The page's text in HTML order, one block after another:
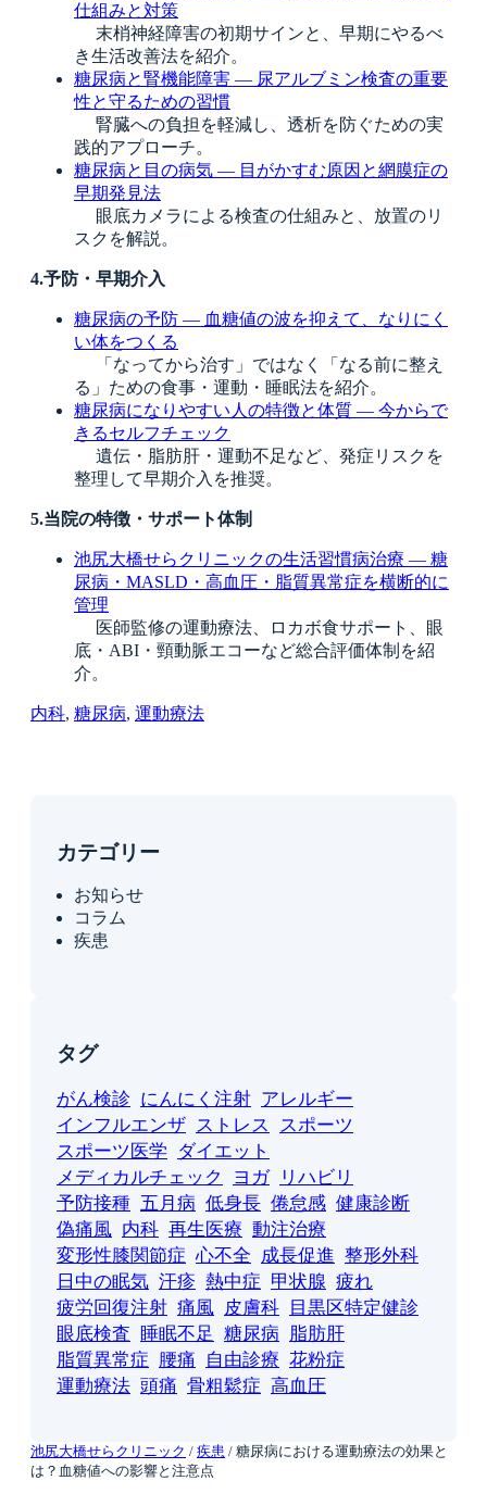
仕組みと対策
末梢神経障害の初期サインと、早期にやるべ
き生活改善法を紹介。
糖尿病と腎機能障害 ― 尿アルブミン検査の重要
性と守るための習慣
腎臓への負担を軽減し、透析を防ぐための実
践的アプローチ。
糖尿病と目の病気 ― 目がかすむ原因と網膜症の
早期発見法
眼底カメラによる検査の仕組みと、放置のリ
スクを解説。
4.予防・早期介入
糖尿病の予防 ― 血糖値の波を抑えて、なりにく
い体をつくる
「なってから治す」ではなく「なる前に整え
る」ための食事・運動・睡眠法を紹介。
糖尿病になりやすい人の特徴と体質 ― 今からで
きるセルフチェック
遺伝・脂肪肝・運動不足など、発症リスクを
整理して早期介入を推奨。
5.当院の特徴・サポート体制
池尻大橋せらクリニックの生活習慣病治療 ― 糖
尿病・MASLD・高血圧・脂質異常症を横断的に
管理
医師監修の運動療法、ロカボ食サポート、眼
底・ABI・頸動脈エコーなど総合評価体制を紹
介。
内科, 糖尿病, 運動療法
カテゴリー
お知らせ
コラム
疾患
タグ
がん検診 にんにく注射 アレルギー
インフルエンザ ストレス
スポーツ
スポーツ医学
ダイエット
メディカルチェック
ヨガ
リハビリ
予防接種 五月病 低身長 倦怠感 健康診断
偽痛風 内科 再生医療 動注治療
変形性膝関節症 心不全 成長促進 整形外科
日中の眠気 汗疹 熱中症 甲状腺 疲れ
疲労回復注射 痛風 皮膚科 目黒区特定健診
眼底検査
睡眠不足 糖尿病 脂肪肝
脂質異常症 腰痛 自由診療 花粉症
運動療法 頭痛 骨粗鬆症 高血圧
池尻大橋せらクリニック / 疾患 / 糖尿病における運動療法の効果と
は？血糖値への影響と注意点